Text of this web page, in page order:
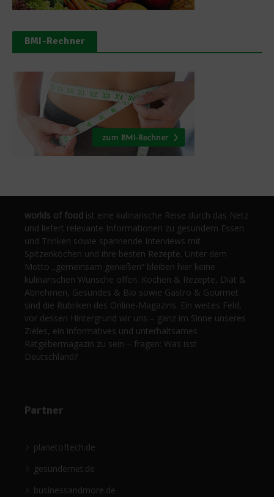
BMI-Rechner
worlds of food ist eine kulinarische Reise durch das Netz
und liefert relevante Informationen zu gesundem Essen
und Trinken sowie spannende Interviews mit
Spitzenköchen und ihre besten Rezepte. Unter dem
Motto „gemeinsam genießen“ bleiben hier keine
kulinarischen Wünsche offen. Kochen & Rezepte, Diät &
Abnehmen, Gesundes & Bio sowie Gastro & Gourmet
sind die Rubriken des Online-Magazins. Ein weites Feld,
vor dessen Hintergrund wir uns – ganz im Sinne unseres
Zieles, ein informatives und unterhaltsames
Ratgebermagazin zu sein – fragen: Was isst
Deutschland?
Partner
planetoftech.de
gesündernet.de
businessandmore.de